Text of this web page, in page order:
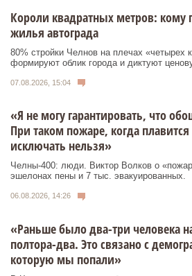
Короли квадратных метров:
жилья автограда
80% стройки Челнов на плечах «четырех
формируют облик города и диктуют
07.08.2026, 15:04
«Я не могу гарантировать, что
При таком пожаре, когда
исключать нельзя»
Челны-400: люди. Виктор Волков о
эшелонах пены и 7 тыс. эвакуированных.
06.08.2026, 14:26
«Раньше было два-три человека
полтора-два. Это связано с
которую мы попали»